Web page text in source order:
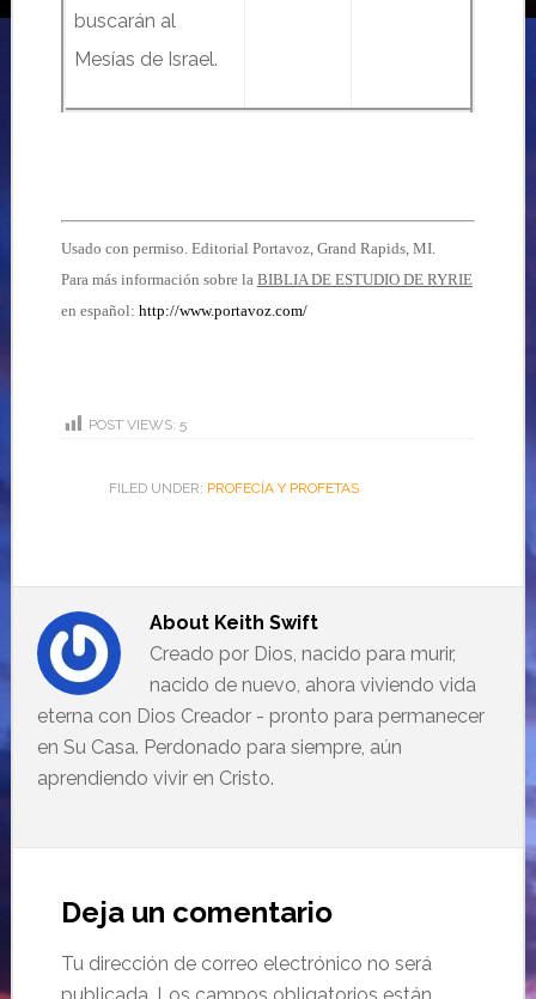
buscarán al
Mesías de Israel.
Usado con permiso. Editorial Portavoz, Grand Rapids, MI.
Para más información sobre la BIBLIA DE ESTUDIO DE RYRIE
en español: http://www.portavoz.com/
POST VIEWS: 5
FILED UNDER: PROFECÍA Y PROFETAS
About Keith Swift
Creado por Dios, nacido para murir,
nacido de nuevo, ahora viviendo vida
eterna con Dios Creador - pronto para permanecer
en Su Casa. Perdonado para siempre, aún
aprendiendo vivir en Cristo.
Deja un comentario
Tu dirección de correo electrónico no será